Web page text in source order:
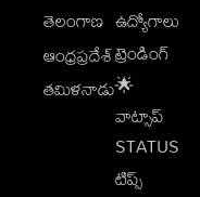
తెలంగాణ
ఆంధ్రప్రదేశ్
తమిళనాడు
ఉద్యోగాలు
ట్రెండింగ్
🌟
వాట్సాప్
STATUS
టిప్స్